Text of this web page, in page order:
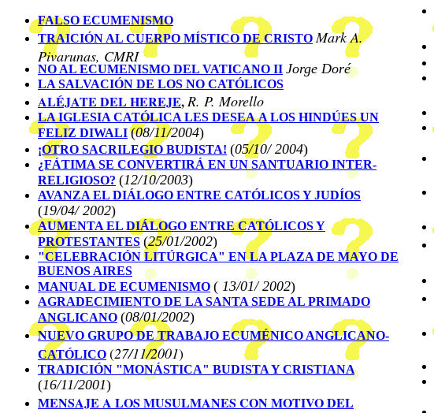
FALSO ECUMENISMO
TRAICIÓN AL CUERPO MÍSTICO DE CRISTO Mark A.
Pivarunas, CMRI
NO AL ECUMENISMO DEL VATICANO II Jorge Doré
LA SALVACIÓN DE LOS NO CATÓLICOS
ALÉJATE DEL HEREJE,R. P. Morello
LA IGLESIA CATÓLICA LES DESEA A LOS HINDÚES UN
FELIZ DIWALI (08/11/2004)
¡OTRO SACRILEGIO BUDISTA! (05/10/ 2004)
¿FÁTIMA SE CONVERTIRÁ EN UN SANTUARIO INTER-
RELIGIOSO? (12/10/2003)
AVANZA EL DIÁLOGO ENTRE CATÓLICOS Y JUDÍOS
(19/04/ 2002)
AUMENTA EL DIÁLOGO ENTRE CATÓLICOS Y
PROTESTANTES (25/01/2002)
"CELEBRACIÓN LITÚRGICA" EN LA PLAZA DE MAYO DE
BUENOS AIRES
MANUAL DE ECUMENISMO ( 13/01/ 2002)
AGRADECIMIENTO DE LA SANTA SEDE AL PRIMADO
ANGLICANO (08/01/2002)
NUEVO GRUPO DE TRABAJO ECUMÉNICO ANGLICANO-
CATÓLICO (27/11/2001)
TRADICIÓN "MONÁSTICA" BUDISTA Y CRISTIANA
(16/11/2001)
MENSAJE A LOS MUSULMANES CON MOTIVO DEL